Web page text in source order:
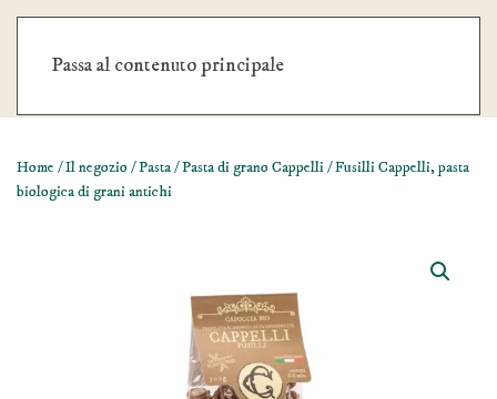
Chiudi
Passa al contenuto principale
Home /Il negozio /Pasta/Pasta di grano Cappelli / Fusilli Cappelli, pasta
biologica di grani antichi